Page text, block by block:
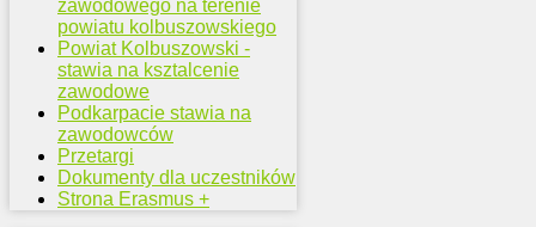
zawodowego na terenie
powiatu kolbuszowskiego
Powiat Kolbuszowski -
stawia na ksztalcenie
zawodowe
Podkarpacie stawia na
zawodowców
Przetargi
Dokumenty dla uczestników
Strona Erasmus +